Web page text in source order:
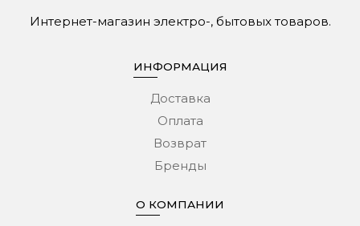
Интернет-магазин электро-, бытовых товаров.
ИНФОРМАЦИЯ
Доставка
Оплата
Возврат
Бренды
О КОМПАНИИ